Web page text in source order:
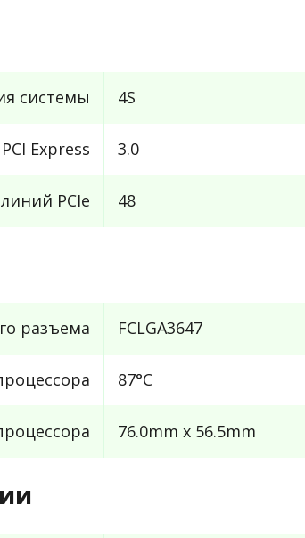
системы 4S
Express 3.0
PCIe 48
разъема FCLGA3647
87°C
76.0mm x 56.5mm